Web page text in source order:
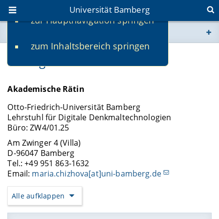
zur Hauptnavigation springen
zum Inhaltsbereich springen
Universität Bamberg
www.uni-bamberg.de
fis.uni-bamberg.de
Dr.-Ing. Maria Chizhova
Akademische Rätin
Otto-Friedrich-Universität Bamberg
Lehrstuhl für Digitale Denkmaltechnologien
Büro: ZW4/01.25
Am Zwinger 4 (Villa)
D-96047 Bamberg
Tel.: +49 951 863-1632
Email: maria.chizhova[at]uni-bamberg.de
Alle aufklappen